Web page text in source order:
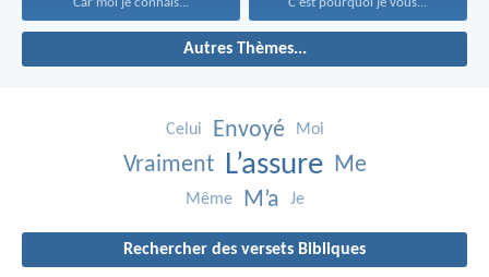
Autres Thèmes...
Celui Envoyé Moi
Vraiment L’assure Me
Même M’a Je
Rechercher des versets Bibliques